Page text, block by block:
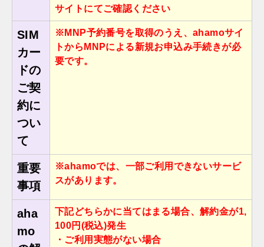
サイトにてご確認ください
SIM
カー
ドの
ご契
約に
つい
て
※MNP予約番号を取得のうえ、ahamoサイ
トからMNPによる新規お申込み⼿続きが必
要です。
重要
事項
※ahamoでは、一部ご利用できないサービ
スがあります。
aha
mo
下記どちらかに当てはまる場合、解約金が1,
100円(税込)発生
・ご利用実態がない場合